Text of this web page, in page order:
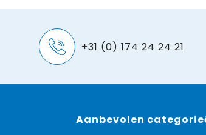
+31 (0) 174 24 24 21
Aanbevolen